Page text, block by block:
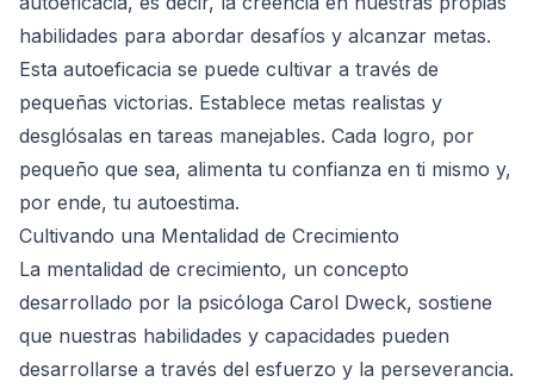
habilidades para abordar desafíos y alcanzar metas.
Esta autoeficacia se puede cultivar a través de
pequeñas victorias. Establece metas realistas y
desglósalas en tareas manejables. Cada logro, por
pequeño que sea, alimenta tu confianza en ti mismo y,
por ende, tu autoestima.
Cultivando una Mentalidad de Crecimiento
La mentalidad de crecimiento, un concepto
desarrollado por la psicóloga Carol Dweck, sostiene
que nuestras habilidades y capacidades pueden
desarrollarse a través del esfuerzo y la perseverancia.